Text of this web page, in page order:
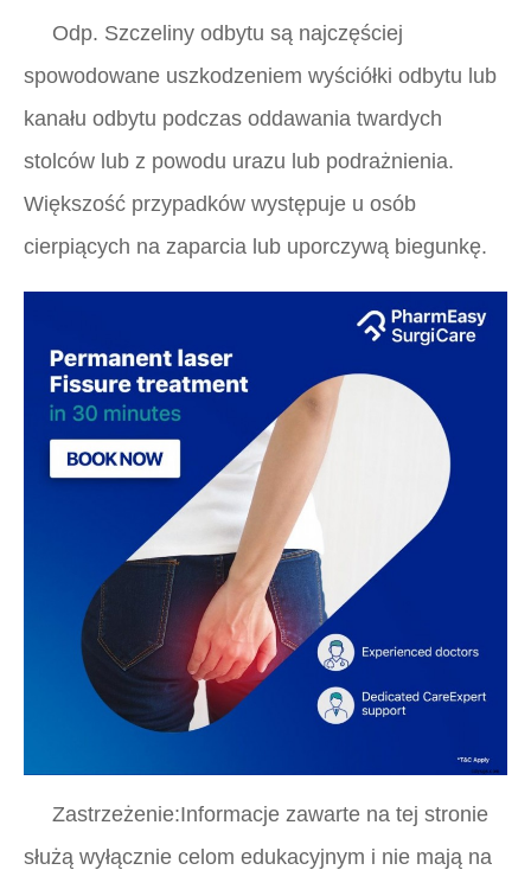
Odp. Szczeliny odbytu są najczęściej
spowodowane uszkodzeniem wyściółki odbytu lub
kanału odbytu podczas oddawania twardych
stolców lub z powodu urazu lub podrażnienia.
Większość przypadków występuje u osób
cierpiących na zaparcia lub uporczywą biegunkę.
Zastrzeżenie:Informacje zawarte na tej stronie
służą wyłącznie celom edukacyjnym i nie mają na